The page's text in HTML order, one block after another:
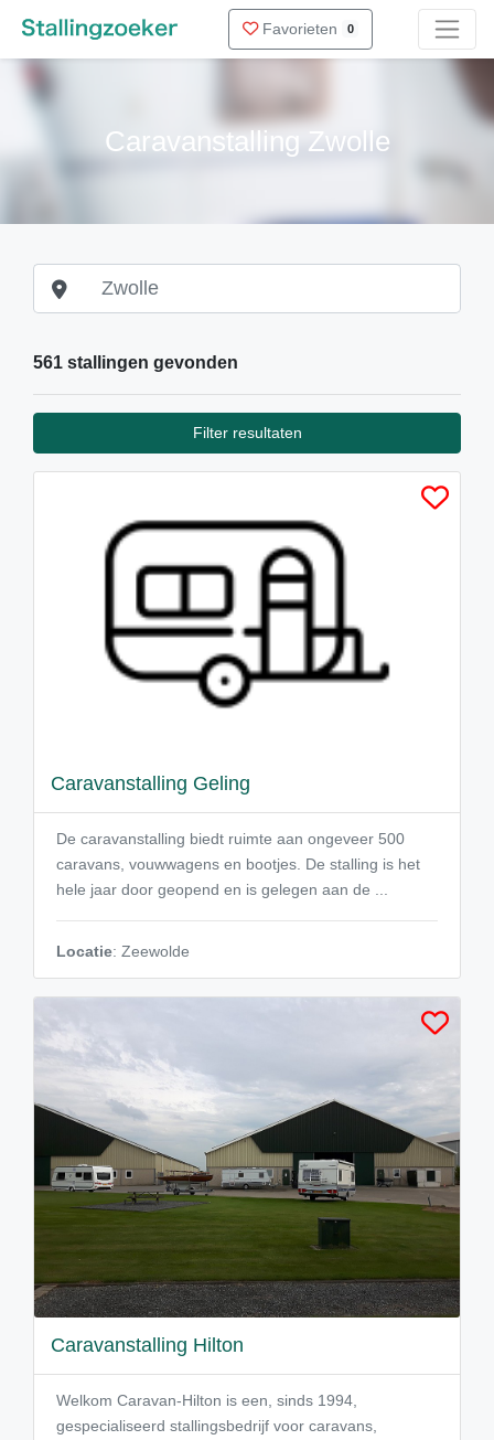
Favorieten 0
Caravanstalling Zwolle
561 stallingen gevonden
Filter resultaten
Caravanstalling Geling
De caravanstalling biedt ruimte aan ongeveer 500
caravans, vouwwagens en bootjes. De stalling is het
hele jaar door geopend en is gelegen aan de ...
Locatie: Zeewolde
Caravanstalling Hilton
Welkom Caravan-Hilton is een, sinds 1994,
gespecialiseerd stallingsbedrijf voor caravans,